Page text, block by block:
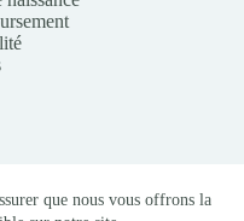
que nous vous offrons la
du site :
Baptiste
de Vente